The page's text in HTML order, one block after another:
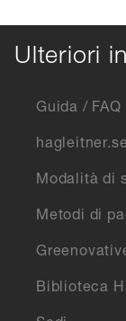
Ulteriori
Guida / FAQ
Modalità di
Metodi di
Biblioteca